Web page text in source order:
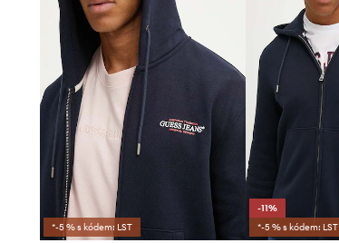
*-5 % s kódem: LST
-11%
*-5 % s kódem: LST